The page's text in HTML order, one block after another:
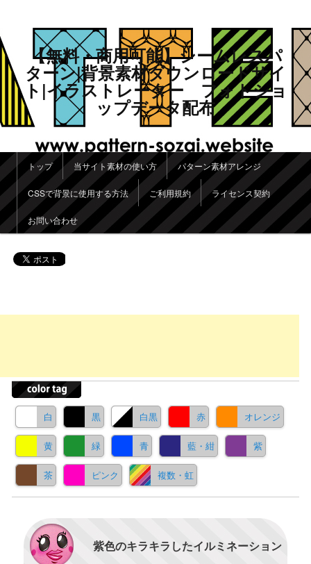
【無料・商用可能】シームレスパ
ターン|背景素材ダウンロードサイ
ト|イラストレーター フォトショ
ップデータ配布
メインメニュー
メインコンテンツへ移動
サブコンテンツへ移動
トップ 当サイト素材の使い方 パターン素材アレンジ
CSSで背景に使用する方法 ご利用規約 ライセンス契約
お問い合わせ
白 黒 白黒 赤 オレンジ
黄 緑 青 藍・紺 紫
茶 ピンク 複数・虹
紫色のキラキラしたイルミネーション